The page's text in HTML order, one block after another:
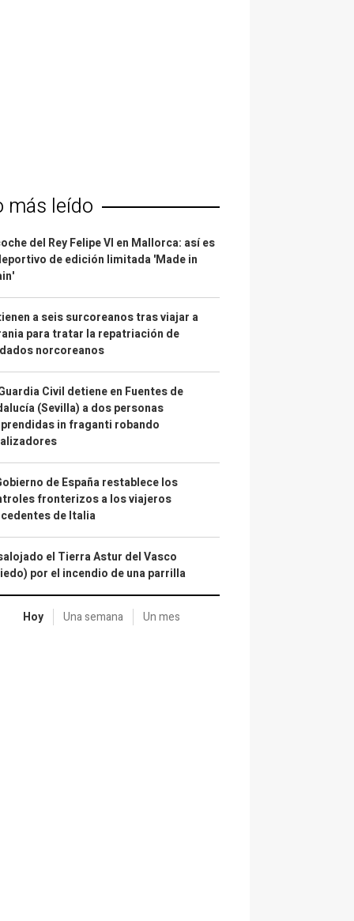
más leído
del Rey Felipe VI en Mallorca: así es
de edición limitada 'Made in
a seis surcoreanos tras viajar a
para tratar la repatriación de
norcoreanos
Civil detiene en Fuentes de
(Sevilla) a dos personas
in fraganti robando
de España restablece los
fronterizos a los viajeros
de Italia
el Tierra Astur del Vasco
por el incendio de una parrilla
Hoy Una semana Un mes